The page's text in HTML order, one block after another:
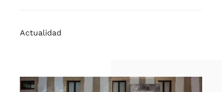
Actua­li­dad